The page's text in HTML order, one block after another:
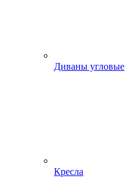
Диваны угловые
Кресла